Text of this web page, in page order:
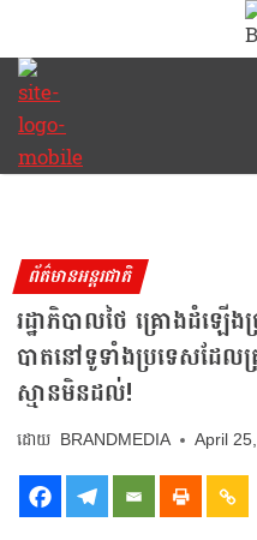
ព័ត៌មានអន្តរជាតិ
រដ្ឋាភិបាលថៃ គ្រោងដំឡ
បាតនៅទូទាំងប្រទេសដែលត្
ស្មានមិនដល់!
BRANDMEDIA April